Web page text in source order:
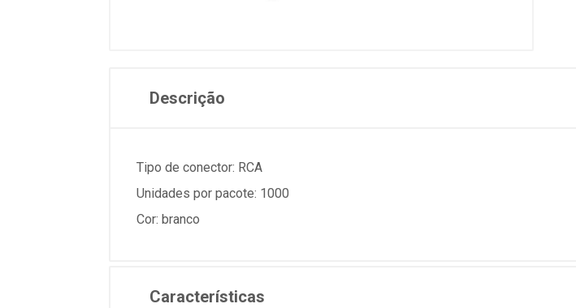
Descrição
Tipo de conector: RCA
Unidades por pacote: 1000
Cor: branco
Características